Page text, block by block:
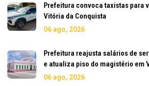
Prefeitura convoca taxistas para
Vitória da Conquista
06 ago, 2026
Prefeitura reajusta salários de
e atualiza piso do magistério em
06 ago, 2026